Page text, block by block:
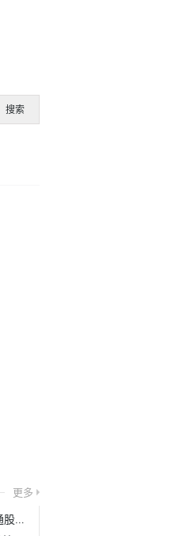
搜索
更多
37家百亿私募旗下产品现身前十大流通股名单